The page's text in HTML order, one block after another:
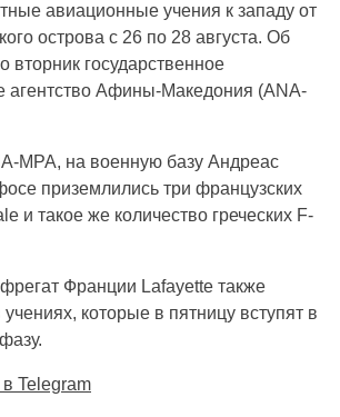
авиационные учения к западу от
острова с 26 по 28 августа. Об
вторник государственное
агентство Афины-Македония (ANA-
MPA, на военную базу Андреас
приземлились три французских
и такое же количество греческих F-
Франции Lafayette также
которые в пятницу вступят в
Telegram